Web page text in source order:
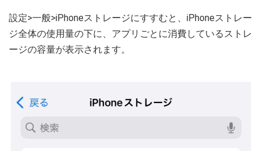
設定>一般>iPhoneストレージにすすむと、iPhoneストレー
ジ全体の使用量の下に、アプリごとに消費しているストレ
ージの容量が表示されます。